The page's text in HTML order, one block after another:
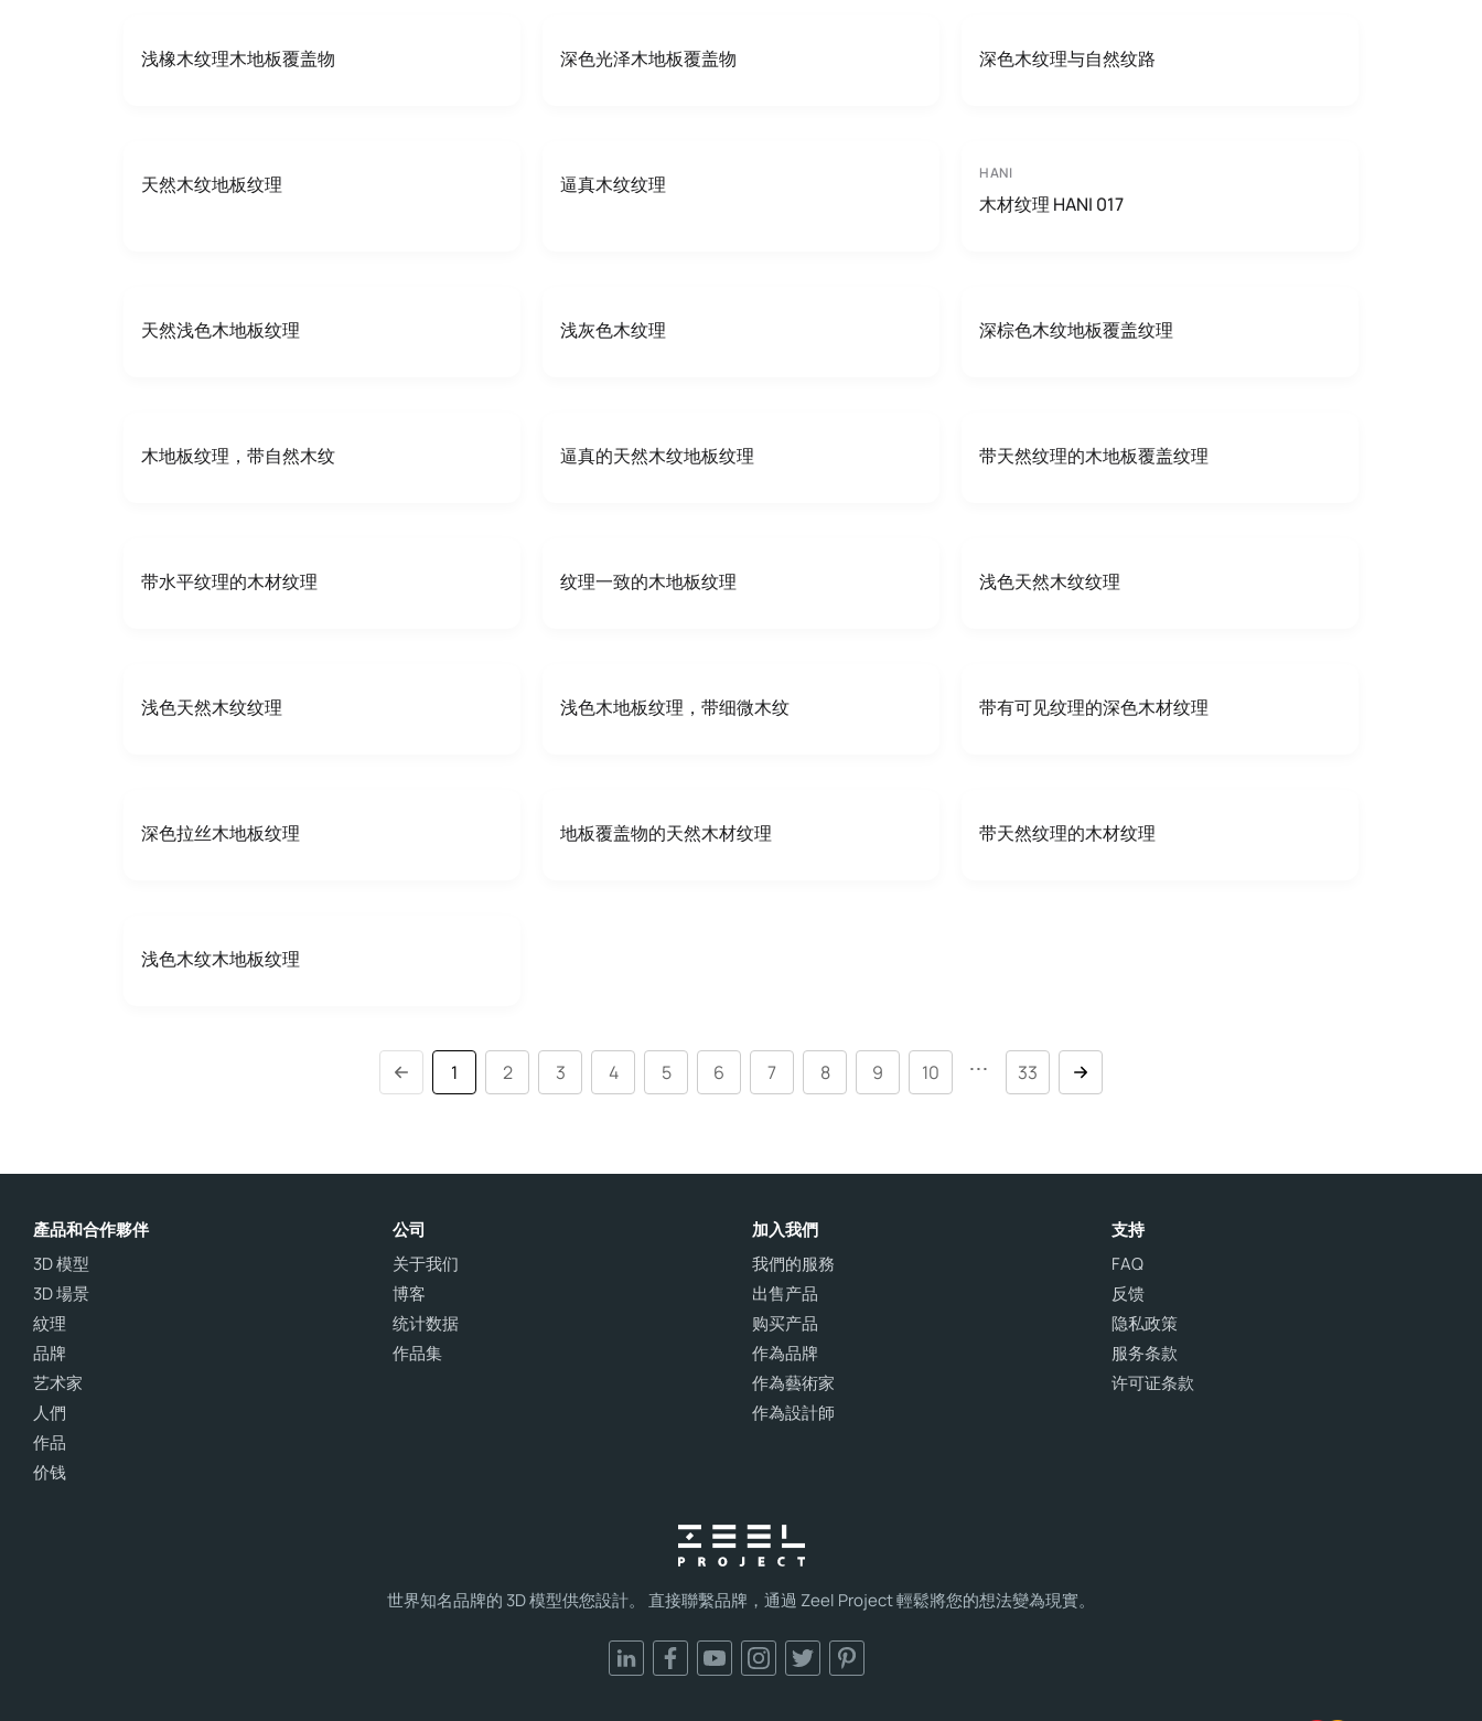
浅橡木纹理木地板覆盖物 深色光泽木地板覆盖物 深色木纹理与自然纹路
天然木纹地板纹理 逼真木纹纹理 HANI
木材纹理 HANI 017
天然浅色木地板纹理 浅灰色木纹理 深棕色木纹地板覆盖纹理
木地板纹理，带自然木纹 逼真的天然木纹地板纹理 带天然纹理的木地板覆盖纹理
带水平纹理的木材纹理 纹理一致的木地板纹理 浅色天然木纹纹理
浅色天然木纹纹理 浅色木地板纹理，带细微木纹 带有可见纹理的深色木材纹理
深色拉丝木地板纹理 地板覆盖物的天然木材纹理 带天然纹理的木材纹理
浅色木纹木地板纹理
1 2 3 4 5 6 7 8 9 10 ... 33
世界知名品牌的 3D 模型供您設計。 直接聯繫品牌，通過 Zeel Project 輕鬆將您的想法變為現實。
產品和合作夥伴
3D 模型
3D 場景
紋理
品牌
艺术家
人們
作品
价钱
公司
关于我们
博客
统计数据
作品集
加入我們
我們的服務
出售产品
购买产品
作為品牌
作為藝術家
作為設計師
支持
FAQ
反馈
隐私政策
服务条款
许可证条款